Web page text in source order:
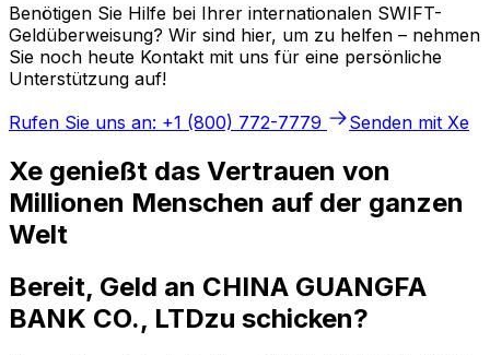
Benötigen Sie Hilfe bei Ihrer internationalen SWIFT-
Geldüberweisung? Wir sind hier, um zu helfen – nehmen
Sie noch heute Kontakt mit uns für eine persönliche
Unterstützung auf!
Rufen Sie uns an: +1 (800) 772-7779
Senden mit Xe
Xe genießt das Vertrauen von
Millionen Menschen auf der ganzen
Welt
Bereit, Geld an CHINA GUANGFA
BANK CO., LTDzu schicken?